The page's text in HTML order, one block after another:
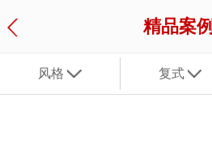
精品案例
风格 复式